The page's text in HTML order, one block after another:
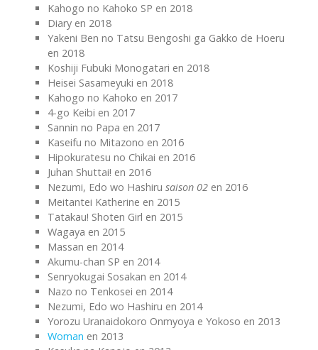
Kahogo no Kahoko SP en 2018
Diary en 2018
Yakeni Ben no Tatsu Bengoshi ga Gakko de Hoeru
en 2018
Koshiji Fubuki Monogatari en 2018
Heisei Sasameyuki en 2018
Kahogo no Kahoko en 2017
4-go Keibi en 2017
Sannin no Papa en 2017
Kaseifu no Mitazono en 2016
Hipokuratesu no Chikai en 2016
Juhan Shuttai! en 2016
Nezumi, Edo wo Hashiru saison 02 en 2016
Meitantei Katherine en 2015
Tatakau! Shoten Girl en 2015
Wagaya en 2015
Massan en 2014
Akumu-chan SP en 2014
Senryokugai Sosakan en 2014
Nazo no Tenkosei en 2014
Nezumi, Edo wo Hashiru en 2014
Yorozu Uranaidokoro Onmyoya e Yokoso en 2013
Woman en 2013